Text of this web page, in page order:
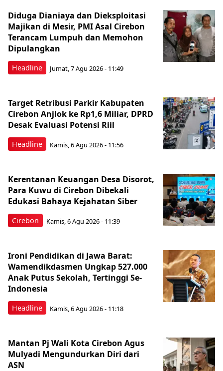
Headline
Diduga Dianiaya dan Dieksploitasi
Majikan di Mesir, PMI Asal Cirebon
Terancam Lumpuh dan Memohon
Dipulangkan
Jumat, 7 Agu 2026 - 11:49
Headline
Target Retribusi Parkir Kabupaten
Cirebon Anjlok ke Rp1,6 Miliar, DPRD
Desak Evaluasi Potensi Riil
Kamis, 6 Agu 2026 - 11:56
Cirebon
Kerentanan Keuangan Desa Disorot,
Para Kuwu di Cirebon Dibekali
Edukasi Bahaya Kejahatan Siber
Kamis, 6 Agu 2026 - 11:39
Headline
Ironi Pendidikan di Jawa Barat:
Wamendikdasmen Ungkap 527.000
Anak Putus Sekolah, Tertinggi Se-
Indonesia
Kamis, 6 Agu 2026 - 11:18
Mantan Pj Wali Kota Cirebon Agus
Mulyadi Mengundurkan Diri dari
ASN